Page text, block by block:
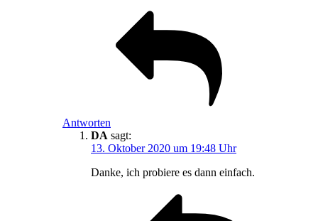
Antworten
DA sagt:
13. Oktober 2020 um 19:48 Uhr
Danke, ich probiere es dann einfach.